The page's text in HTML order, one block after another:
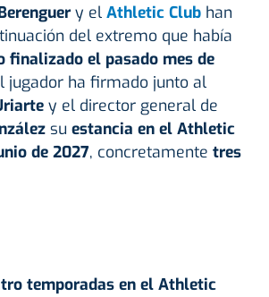
y el Athletic Club han
del extremo que había
finalizado el pasado mes de
jugador ha firmado junto al
y el director general de
su estancia en el Athletic
de 2027, concretamente tres
temporadas en el Athletic